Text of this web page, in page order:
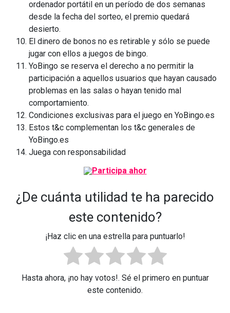
ordenador portátil en un período de dos semanas
desde la fecha del sorteo, el premio quedará
desierto.
El dinero de bonos no es retirable y sólo se puede
jugar con ellos a juegos de bingo.
YoBingo se reserva el derecho a no permitir la
participación a aquellos usuarios que hayan causado
problemas en las salas o hayan tenido mal
comportamiento.
Condiciones exclusivas para el juego en YoBingo.es
Estos t&c complementan los t&c generales de
YoBingo.es
Juega con responsabilidad
¿De cuánta utilidad te ha parecido
este contenido?
¡Haz clic en una estrella para puntuarlo!
Hasta ahora, ¡no hay votos!. Sé el primero en puntuar
este contenido.